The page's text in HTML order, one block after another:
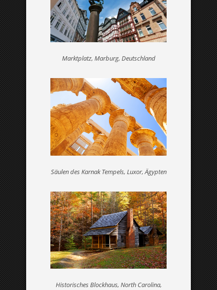
Marktplatz, Marburg, Deutschland
DIENSTLEISTUNGEN
Wie kann ich Ihnen helfen?
Säulen des Karnak Tempels, Luxor, Ägypten
ZU MEINER PERSON
Wollen Sie wissen, wer ich bin?
Historisches Blockhaus, North Carolina,
BLOG